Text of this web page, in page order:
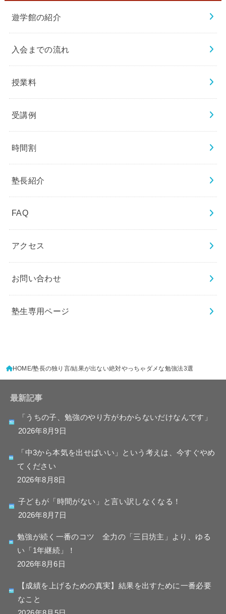
遊学館の紹介
入会までの流れ
授業料
受講例
時間割
塾長紹介
FAQ
アクセス
お問い合わせ
塾生専用ページ
HOME 塾長の独り言 結果が出ない絶対やっちゃダメな勉強法3選
最新記事
「うちの子、勉強のやり方がわからないだけなんです」
2026年8月9日
「中3から本気を出せばいい」という考えは、今すぐやめ
てください
2026年8月8日
子どもが「時間がない」と言い訳しなくなる！
2026年8月7日
勉強が続く一番のコツ 全力の「三日坊主」より、ゆる
い「1年継続」！
2026年8月6日
【成績を上げるための真実】結果を出すために一番必要
なこと